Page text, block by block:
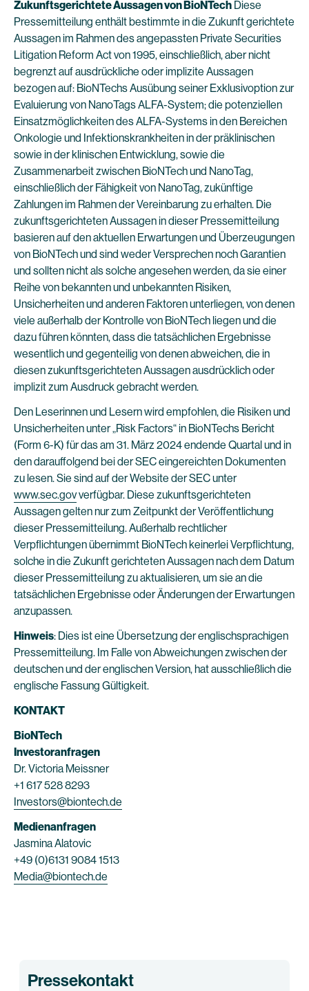
Zukunftsgerichtete Aussagen von BioNTech Diese
Pressemitteilung enthält bestimmte in die Zukunft gerichtete
Aussagen im Rahmen des angepassten Private Securities
Litigation Reform Act von 1995, einschließlich, aber nicht
begrenzt auf ausdrückliche oder implizite Aussagen
bezogen auf: BioNTechs Ausübung seiner Exklusivoption zur
Evaluierung von NanoTags ALFA-System; die potenziellen
Einsatzmöglichkeiten des ALFA-Systems in den Bereichen
Onkologie und Infektionskrankheiten in der präklinischen
sowie in der klinischen Entwicklung, sowie die
Zusammenarbeit zwischen BioNTech und NanoTag,
einschließlich der Fähigkeit von NanoTag, zukünftige
Zahlungen im Rahmen der Vereinbarung zu erhalten. Die
zukunftsgerichteten Aussagen in dieser Pressemitteilung
basieren auf den aktuellen Erwartungen und Überzeugungen
von BioNTech und sind weder Versprechen noch Garantien
und sollten nicht als solche angesehen werden, da sie einer
Reihe von bekannten und unbekannten Risiken,
Unsicherheiten und anderen Faktoren unterliegen, von denen
viele außerhalb der Kontrolle von BioNTech liegen und die
dazu führen könnten, dass die tatsächlichen Ergebnisse
wesentlich und gegenteilig von denen abweichen, die in
diesen zukunftsgerichteten Aussagen ausdrücklich oder
implizit zum Ausdruck gebracht werden.
Den Leserinnen und Lesern wird empfohlen, die Risiken und
Unsicherheiten unter „Risk Factors“ in BioNTechs Bericht
(Form 6-K) für das am 31. März 2024 endende Quartal und in
den darauffolgend bei der SEC eingereichten Dokumenten
zu lesen. Sie sind auf der Website der SEC unter
www.sec.govverfügbar. Diese zukunftsgerichteten
Aussagen gelten nur zum Zeitpunkt der Veröffentlichung
dieser Pressemitteilung. Außerhalb rechtlicher
Verpflichtungen übernimmt BioNTech keinerlei Verpflichtung,
solche in die Zukunft gerichteten Aussagen nach dem Datum
dieser Pressemitteilung zu aktualisieren, um sie an die
tatsächlichen Ergebnisse oder Änderungen der Erwartungen
anzupassen.
Hinweis: Dies ist eine Übersetzung der englischsprachigen
Pressemitteilung. Im Falle von Abweichungen zwischen der
deutschen und der englischen Version, hat ausschließlich die
englische Fassung Gültigkeit.
KONTAKT
BioNTech
Investoranfragen
Dr. Victoria Meissner
+1 617 528 8293
Investors@biontech.de
Medienanfragen
Jasmina Alatovic
+49 (0)6131 9084 1513
Media@biontech.de
Pressekontakt